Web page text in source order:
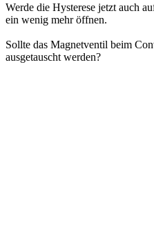
Werde die Hysterese jetzt auch
ein wenig mehr öffnen.
Sollte das Magnetventil beim
ausgetauscht werden?